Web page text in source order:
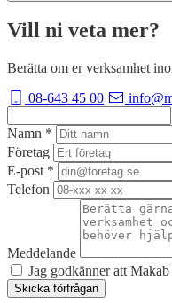
Vill ni veta mer?
Berätta om er verksamhet
08-643 45 00
Namn *
Företag
E-post *
Telefon
Meddelande
Jag godkänner att
Skicka förfrågan